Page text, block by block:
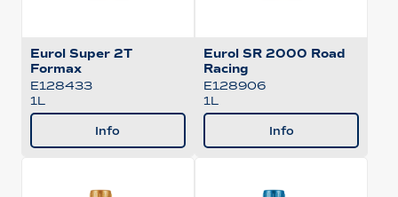
Eurol Super 2T
Formax
E128433
1L
Info
Eurol SR 2000 Road
Racing
E128906
1L
Info